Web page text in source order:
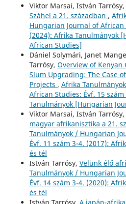
Viktor Marsai, István Tarrósy,
Száhel a 21. században ,
Hungarian Journal of African
(2024): Afrika Tanulmányok
African Studies]
Dániel Solymári, Janet
Tarrósy, Overview of
Slum Upgrading: The Case
Projects , Afrika
African Studies: Évf. 15
Tanulmányok [Hungarian
Viktor Marsai, István Tarrósy,
magyar afrikanisztika a 21.
Tanulmányok / Hungarian
Évf. 11 szám 3-4. (2017):
és tél
István Tarrósy, Velünk élő
Tanulmányok / Hungarian
Évf. 14 szám 3-4. (2020):
és tél
István Tarrósy, A japán-